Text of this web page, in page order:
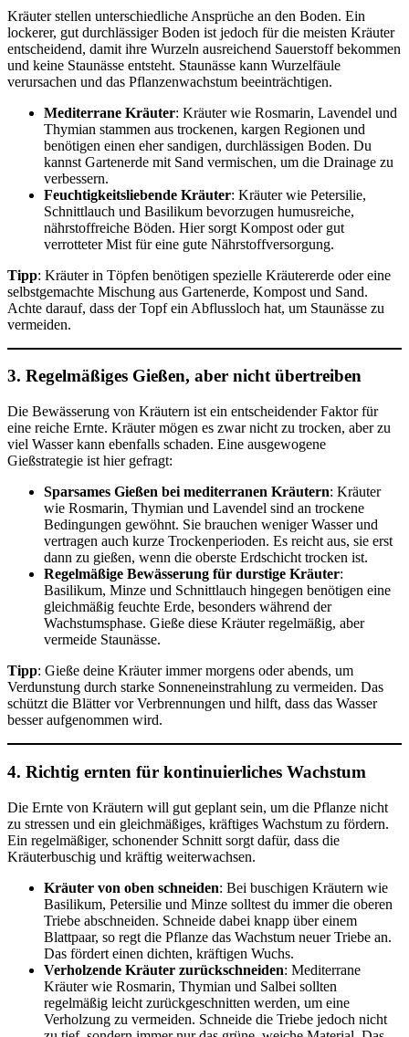
Kräuter stellen unterschiedliche Ansprüche an den Boden. Ein
lockerer, gut durchlässiger Boden ist jedoch für die meisten Kräuter
entscheidend, damit ihre Wurzeln ausreichend Sauerstoff bekommen
und keine Staunässe entsteht. Staunässe kann Wurzelfäule
verursachen und das Pflanzenwachstum beeinträchtigen.
Mediterrane Kräuter: Kräuter wie Rosmarin, Lavendel und
Thymian stammen aus trockenen, kargen Regionen und
benötigen einen eher sandigen, durchlässigen Boden. Du
kannst Gartenerde mit Sand vermischen, um die Drainage zu
verbessern.
Feuchtigkeitsliebende Kräuter: Kräuter wie Petersilie,
Schnittlauch und Basilikum bevorzugen humusreiche,
nährstoffreiche Böden. Hier sorgt Kompost oder gut
verrotteter Mist für eine gute Nährstoffversorgung.
Tipp: Kräuter in Töpfen benötigen spezielle Kräutererde oder eine
selbstgemachte Mischung aus Gartenerde, Kompost und Sand.
Achte darauf, dass der Topf ein Abflussloch hat, um Staunässe zu
vermeiden.
3. Regelmäßiges Gießen, aber nicht übertreiben
Die Bewässerung von Kräutern ist ein entscheidender Faktor für
eine reiche Ernte. Kräuter mögen es zwar nicht zu trocken, aber zu
viel Wasser kann ebenfalls schaden. Eine ausgewogene
Gießstrategie ist hier gefragt:
Sparsames Gießen bei mediterranen Kräutern: Kräuter
wie Rosmarin, Thymian und Lavendel sind an trockene
Bedingungen gewöhnt. Sie brauchen weniger Wasser und
vertragen auch kurze Trockenperioden. Es reicht aus, sie erst
dann zu gießen, wenn die oberste Erdschicht trocken ist.
Regelmäßige Bewässerung für durstige Kräuter:
Basilikum, Minze und Schnittlauch hingegen benötigen eine
gleichmäßig feuchte Erde, besonders während der
Wachstumsphase. Gieße diese Kräuter regelmäßig, aber
vermeide Staunässe.
Tipp: Gieße deine Kräuter immer morgens oder abends, um
Verdunstung durch starke Sonneneinstrahlung zu vermeiden. Das
schützt die Blätter vor Verbrennungen und hilft, dass das Wasser
besser aufgenommen wird.
4. Richtig ernten für kontinuierliches Wachstum
Die Ernte von Kräutern will gut geplant sein, um die Pflanze nicht
zu stressen und ein gleichmäßiges, kräftiges Wachstum zu fördern.
Ein regelmäßiger, schonender Schnitt sorgt dafür, dass die
Kräuterbuschig und kräftig weiterwachsen.
Kräuter von oben schneiden: Bei buschigen Kräutern wie
Basilikum, Petersilie und Minze solltest du immer die oberen
Triebe abschneiden. Schneide dabei knapp über einem
Blattpaar, so regt die Pflanze das Wachstum neuer Triebe an.
Das fördert einen dichten, kräftigen Wuchs.
Verholzende Kräuter zurückschneiden: Mediterrane
Kräuter wie Rosmarin, Thymian und Salbei sollten
regelmäßig leicht zurückgeschnitten werden, um eine
Verholzung zu vermeiden. Schneide die Triebe jedoch nicht